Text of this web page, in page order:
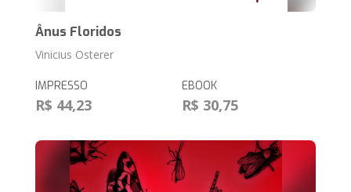
Ânus Floridos
Vinicius Osterer
IMPRESSO
R$ 44,23
EBOOK
R$ 30,75